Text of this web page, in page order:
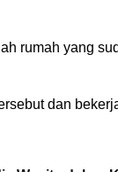
rumah yang
dan